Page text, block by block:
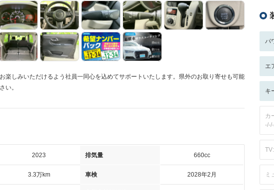
楽しみいただけるよう社員一同心を込めてサポートいたします。県外のお取り寄せも可能
い。
2023 排気量 660cc
3.3万km 車検 2028年2月
パ
エ
キ
カ
ミ